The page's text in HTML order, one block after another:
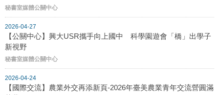
秘書室媒體公關中心
2026-04-27
【公關中心】興大USR攜手向上國中 科學園遊會「橋」出學子
新視野
秘書室媒體公關中心
2026-04-24
【國際交流】農業外交再添新頁-2026年臺美農業青年交流營圓滿